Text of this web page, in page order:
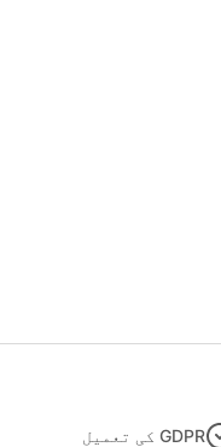
GDPR کی تعمیل